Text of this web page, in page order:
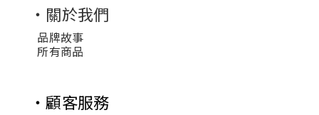
・關於我們
品牌故事
所有商品
・顧客服務